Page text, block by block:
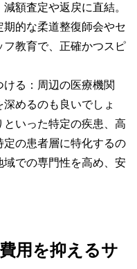
額査定や返戻に直結。
的な柔道整復師会やセ
フ教育で、正確かつスピ
る：周辺の医療機関
深めるのも良いでしょ
といった特定の疾患、高
の患者層に特化するの
域での専門性を高め、安
用を抑えるサ